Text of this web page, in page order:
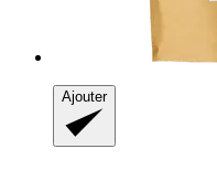
Ajouter